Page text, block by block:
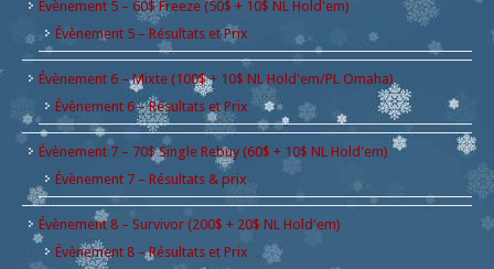
Évènement 5 – 60$ Freeze (50$ + 10$ NL Hold'em)
Évènement 5 – Résultats et Prix
Évènement 6 – Mixte (100$ + 10$ NL Hold'em/PL Omaha)
Évènement 6 – Résultats et Prix
Évènement 7 – 70$ Single Rebuy (60$ + 10$ NL Hold'em)
Évènement 7 – Résultats & prix
Évènement 8 – Survivor (200$ + 20$ NL Hold'em)
Évènement 8 – Résultats et Prix